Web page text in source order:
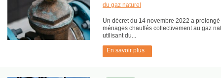
du gaz naturel
Un décret du 14 novembre 2022 a
ménages chauffés collectivement au gaz
utilisant du...
En savoir plus